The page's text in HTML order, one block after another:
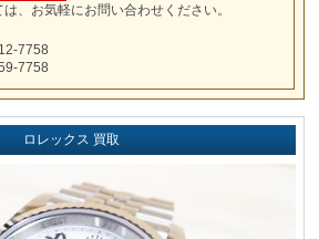
、お気軽にお問い合わせください。
7758
7758
ロレックス 買取